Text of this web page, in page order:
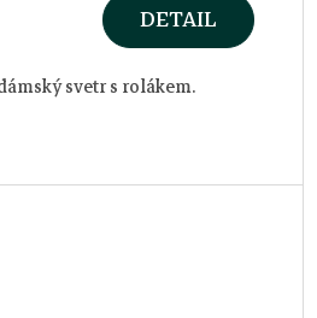
DETAIL
svetr s rolákem.